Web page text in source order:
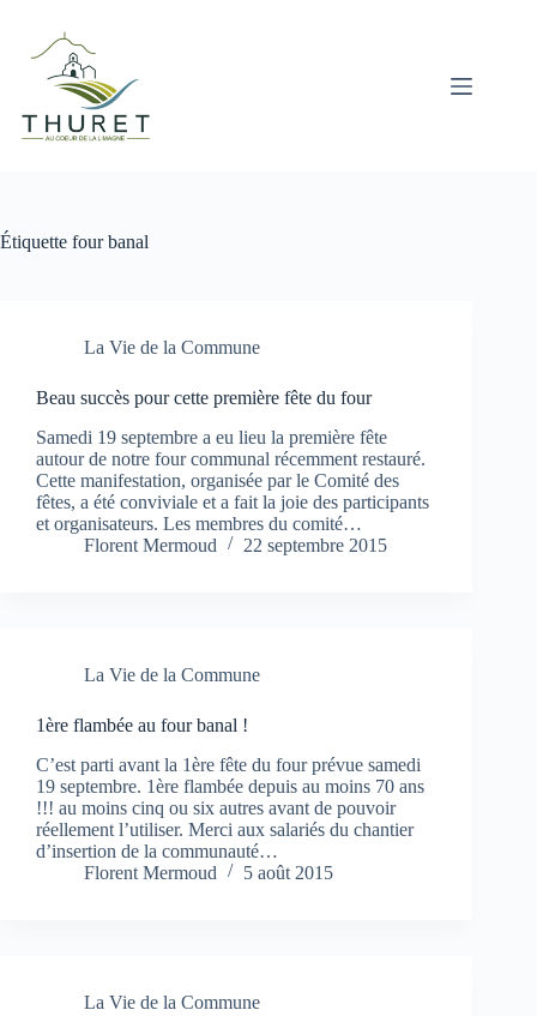
contenu
Étiquette four banal
La Vie de la Commune
Beau succès pour cette première fête du four
Samedi 19 septembre a eu lieu la première fête
autour de notre four communal récemment restauré.
Cette manifestation, organisée par le Comité des
fêtes, a été conviviale et a fait la joie des participants
et organisateurs. Les membres du comité…
Florent Mermoud
22 septembre 2015
La Vie de la Commune
1ère flambée au four banal !
C’est parti avant la 1ère fête du four prévue samedi
19 septembre. 1ère flambée depuis au moins 70 ans
!!! au moins cinq ou six autres avant de pouvoir
réellement l’utiliser. Merci aux salariés du chantier
d’insertion de la communauté…
Florent Mermoud
5 août 2015
La Vie de la Commune